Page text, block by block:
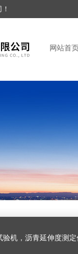
网站首
料拌合机，全自动沥青混合料离心式抽提仪，马歇尔电动